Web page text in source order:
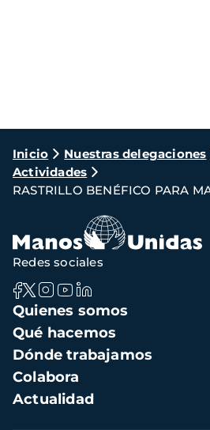
Ruta
de
navegación
Inicio Nuestras delegaciones
Actividades
RASTRILLO BENÉFICO PARA
Navegación
principal
Quienes somos
Qué hacemos
Dónde trabajamos
Colabora
Actualidad
Redes sociales